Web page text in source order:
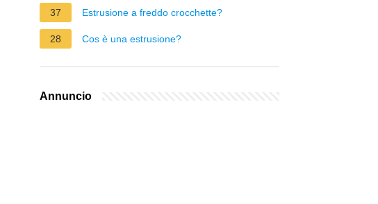
37 Estrusione a freddo crocchette?
28 Cos è una estrusione?
Annuncio